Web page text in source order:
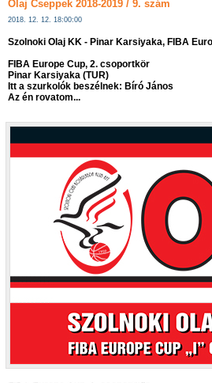
Olaj Cseppek 2018-2019 / 9. szám
2018. 12. 12. 18:00:00
Szolnoki Olaj KK - Pinar Karsiyaka, FIBA
FIBA Europe Cup, 2. csoportkör
Pinar Karsiyaka (TUR)
Itt a szurkolók beszélnek: Bíró János
Az én rovatom...